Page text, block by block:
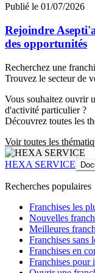
Publié le 01/07/2026
Rejoindre
des opportunités
Recherchez une
Trouvez le secteur de
Vous souhaitez ouvrir
d'activité particulier ?
Découvrez toutes les
Voir toutes les
HEXA SERVICE
Recherches populaires
Franchises les
Nouvelles
Meilleures
Franchises sans
Franchises en
Franchises pour